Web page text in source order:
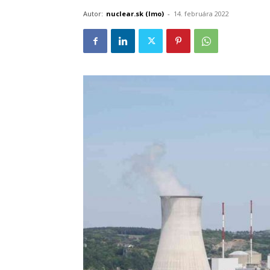
Autor: nuclear.sk (lmo) - 14. februára 2022